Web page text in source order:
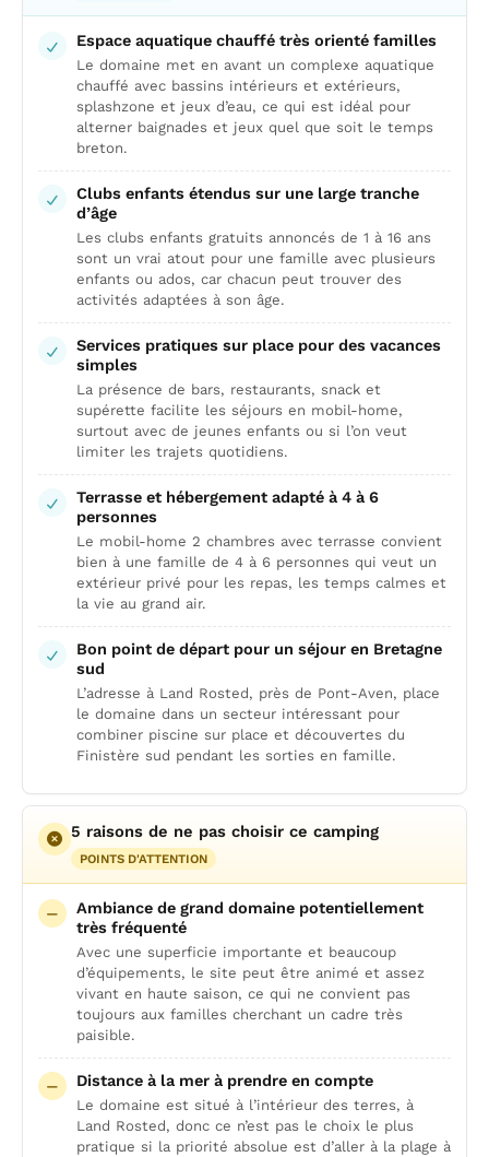
Espace aquatique chauffé très orienté familles
Le domaine met en avant un complexe aquatique
chauffé avec bassins intérieurs et extérieurs,
splashzone et jeux d’eau, ce qui est idéal pour
alterner baignades et jeux quel que soit le temps
breton.
Clubs enfants étendus sur une large tranche
d’âge
Les clubs enfants gratuits annoncés de 1 à 16 ans
sont un vrai atout pour une famille avec plusieurs
enfants ou ados, car chacun peut trouver des
activités adaptées à son âge.
Services pratiques sur place pour des vacances
simples
La présence de bars, restaurants, snack et
supérette facilite les séjours en mobil-home,
surtout avec de jeunes enfants ou si l’on veut
limiter les trajets quotidiens.
Terrasse et hébergement adapté à 4 à 6
personnes
Le mobil-home 2 chambres avec terrasse convient
bien à une famille de 4 à 6 personnes qui veut un
extérieur privé pour les repas, les temps calmes et
la vie au grand air.
Bon point de départ pour un séjour en Bretagne
sud
L’adresse à Land Rosted, près de Pont-Aven, place
le domaine dans un secteur intéressant pour
combiner piscine sur place et découvertes du
Finistère sud pendant les sorties en famille.
5 raisons de ne pas choisir ce camping
POINTS D'ATTENTION
Ambiance de grand domaine potentiellement
très fréquenté
Avec une superficie importante et beaucoup
d’équipements, le site peut être animé et assez
vivant en haute saison, ce qui ne convient pas
toujours aux familles cherchant un cadre très
paisible.
Distance à la mer à prendre en compte
Le domaine est situé à l’intérieur des terres, à
Land Rosted, donc ce n’est pas le choix le plus
pratique si la priorité absolue est d’aller à la plage à